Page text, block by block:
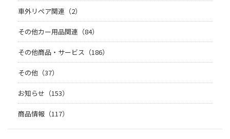
車外リペア関連（2）
その他カー用品関連（84）
その他商品・サービス（186）
その他（37）
お知らせ（153）
商品情報（117）